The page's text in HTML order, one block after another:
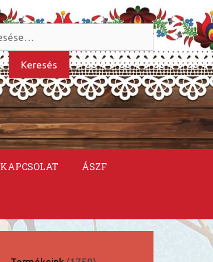
Keresés
KAPCSOLAT ÁSZF